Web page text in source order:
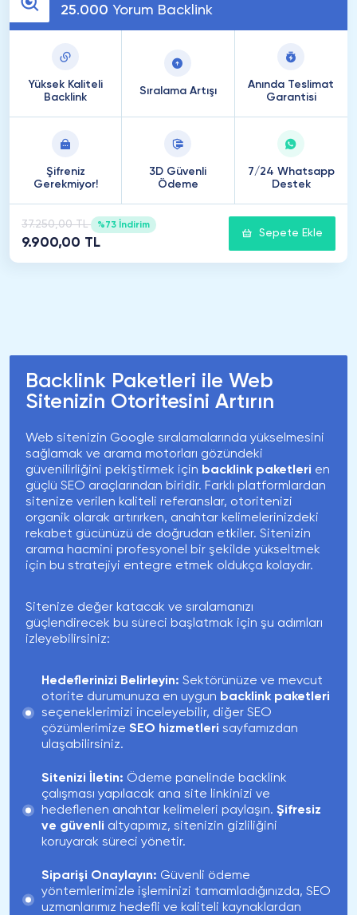
25.000 Yorum Backlink
Yüksek Kaliteli
Backlink
Sıralama Artışı
Anında Teslimat
Garantisi
Şifreniz
Gerekmiyor!
3D Güvenli
Ödeme
7/24 Whatsapp
Destek
37.250,00 TL %73 İndirim
9.900,00 TL
Sepete Ekle
Backlink Paketleri ile Web
Sitenizin Otoritesini Artırın
Web sitenizin Google sıralamalarında yükselmesini
sağlamak ve arama motorları gözündeki
güvenilirliğini pekiştirmek için backlink paketleri en
güçlü SEO araçlarından biridir. Farklı platformlardan
sitenize verilen kaliteli referanslar, otoritenizi
organik olarak artırırken, anahtar kelimelerinizdeki
rekabet gücünüzü de doğrudan etkiler. Sitenizin
arama hacmini profesyonel bir şekilde yükseltmek
için bu stratejiyi entegre etmek oldukça kolaydır.
Sitenize değer katacak ve sıralamanızı
güçlendirecek bu süreci başlatmak için şu adımları
izleyebilirsiniz:
Hedeflerinizi Belirleyin: Sektörünüze ve mevcut
otorite durumunuza en uygun backlink paketleri
seçeneklerimizi inceleyebilir, diğer SEO
çözümlerimize SEO hizmetleri sayfamızdan
ulaşabilirsiniz.
Sitenizi İletin: Ödeme panelinde backlink
çalışması yapılacak ana site linkinizi ve
hedeflenen anahtar kelimeleri paylaşın. Şifresiz
ve güvenli altyapımız, sitenizin gizliliğini
koruyarak süreci yönetir.
Siparişi Onaylayın: Güvenli ödeme
yöntemlerimizle işleminizi tamamladığınızda, SEO
uzmanlarımız hedefli ve kaliteli kaynaklardan